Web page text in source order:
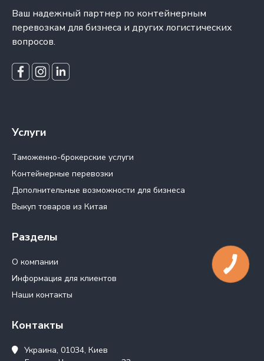
Ваш надежный партнер по контейнерным
перевозкам для бизнеса и других логистических
вопросов.
Услуги
Таможенно-брокерские услуги
Контейнерные перевозки
Дополнительные возможности для бизнеса
Выкуп товаров из Китая
Разделы
О компании
Информация для клиентов
Наши контакты
Контакты
Украина, 01034, Киев